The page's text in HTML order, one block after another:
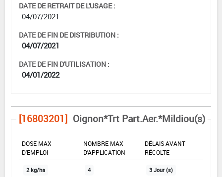
DATE DE RETRAIT DE L'USAGE :
04/07/2021
DATE DE FIN DE DISTRIBUTION :
04/07/2021
DATE DE FIN D'UTILISATION :
04/01/2022
[16803201] Oignon*Trt Part.Aer.*Mildiou(s)
DOSE MAX
D'EMPLOI
NOMBRE MAX
D'APPLICATION
DÉLAIS AVANT
RÉCOLTE
2 kg/ha 4 3 Jour (s)